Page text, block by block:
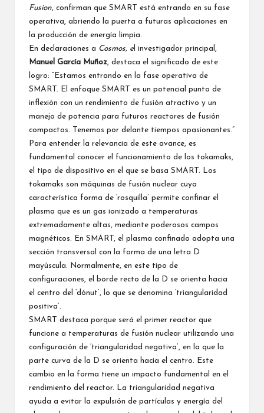
Fusion , confirman que SMART está entrando en su fase
operativa, abriendo la puerta a futuras aplicaciones en
la producción de energía limpia.
En declaraciones a Cosmos, el investigador principal,
Manuel García Muñoz , destaca el significado de este
logro: “Estamos entrando en la fase operativa de
SMART. El enfoque SMART es un potencial punto de
inflexión con un rendimiento de fusión atractivo y un
manejo de potencia para futuros reactores de fusión
compactos. Tenemos por delante tiempos apasionantes.”
Para entender la relevancia de este avance, es
fundamental conocer el funcionamiento de los tokamaks,
el tipo de dispositivo en el que se basa SMART. Los
tokamaks son máquinas de fusión nuclear cuya
característica forma de ‘rosquilla’ permite confinar el
plasma que es un gas ionizado a temperaturas
extremadamente altas, mediante poderosos campos
magnéticos. En SMART, el plasma confinado adopta una
sección transversal con la forma de una letra D
mayúscula. Normalmente, en este tipo de
configuraciones, el borde recto de la D se orienta hacia
el centro del ‘dónut’, lo que se denomina ‘triangularidad
positiva’.
SMART destaca porque será el primer reactor que
funcione a temperaturas de fusión nuclear utilizando una
configuración de ‘triangularidad negativa’, en la que la
parte curva de la D se orienta hacia el centro. Este
cambio en la forma tiene un impacto fundamental en el
rendimiento del reactor. La triangularidad negativa
ayuda a evitar la expulsión de partículas y energía del